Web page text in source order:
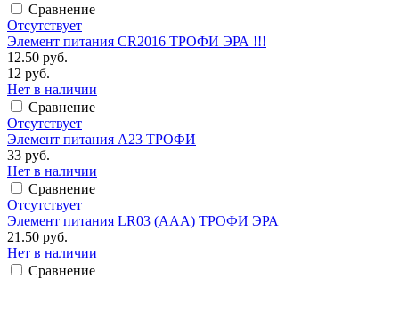
Сравнение
Отсутствует
Элемент питания CR2016 ТРОФИ ЭРА !!!
12.50 руб.
12 руб.
Нет в наличии
Сравнение
Отсутствует
Элемент питания А23 ТРОФИ
33 руб.
Нет в наличии
Сравнение
Отсутствует
Элемент питания LR03 (ААА) ТРОФИ ЭРА
21.50 руб.
Нет в наличии
Сравнение